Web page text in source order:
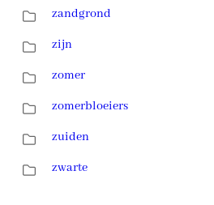
zandgrond
zijn
zomer
zomerbloeiers
zuiden
zwarte